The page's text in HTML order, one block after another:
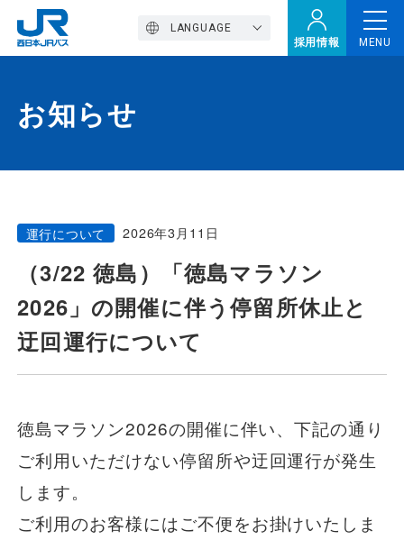
採用情報
LANGUAGE
MENU
トップページ
西バスの魅力
高速バス
定期観光バス
おトクなきっぷ特集
一般路線バス
貸切バス
お知らせ
運行について 2026年3月11日
（3/22 徳島）「徳島マラソン
2026」の開催に伴う停留所休止と
迂回運行について
徳島マラソン2026の開催に伴い、下記の通り
ご利用いただけない停留所や迂回運行が発生
します。
ご利用のお客様にはご不便をお掛けいたしま